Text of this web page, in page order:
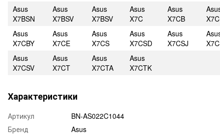
Asus
X7BSN
Asus
X7BSV
Asus
X7BSV
Asus
X7C
Asus
X7CB
Asus
X7CBY
Asus
X7CE
Asus
X7CS
Asus
X7CSD
Asus
X7CSJ
Asus
X7CSV
Asus
X7CT
Asus
X7CTA
Asus
X7CTK
Характеристики
Артикул
BN-AS022C1044
Бренд
Asus